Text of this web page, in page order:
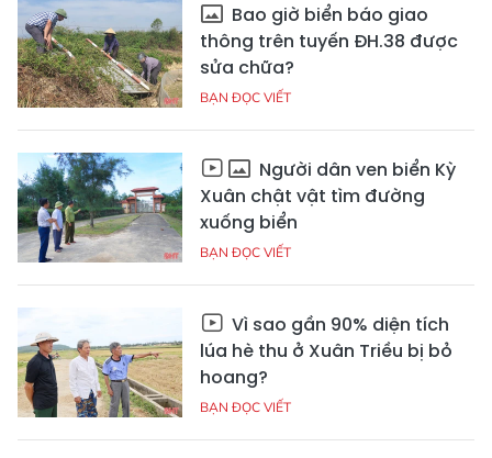
Bao giờ biển báo giao
thông trên tuyến ĐH.38 được
sửa chữa?
BẠN ĐỌC VIẾT
Người dân ven biển Kỳ
Xuân chật vật tìm đường
xuống biển
BẠN ĐỌC VIẾT
Vì sao gần 90% diện tích
lúa hè thu ở Xuân Triều bị bỏ
hoang?
BẠN ĐỌC VIẾT